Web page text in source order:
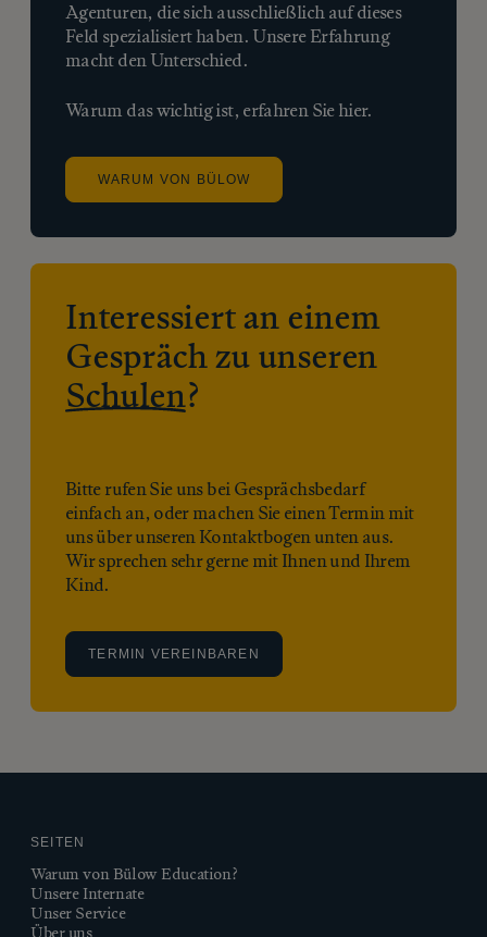
Agenturen, die sich ausschließlich auf dieses
Feld spezialisiert haben. Unsere Erfahrung
macht den Unterschied.
Warum das wichtig ist, erfahren Sie hier.
WARUM VON BÜLOW
Interessiert an einem
Gespräch zu unseren
Schulen?
Bitte rufen Sie uns bei Gesprächsbedarf
einfach an, oder machen Sie einen Termin mit
uns über unseren Kontaktbogen unten aus.
Wir sprechen sehr gerne mit Ihnen und Ihrem
Kind.
TERMIN VEREINBAREN
SEITEN
Warum von Bülow Education?
Unsere Internate
Unser Service
Über uns